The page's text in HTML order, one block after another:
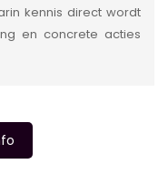
kennis direct wordt
en concrete acties